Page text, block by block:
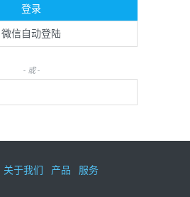
登录
微信自动登陆
- 或 -
关于我们 产品 服务